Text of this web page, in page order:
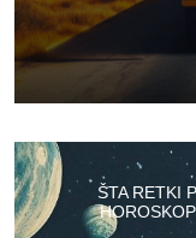
ŠTA RETKI